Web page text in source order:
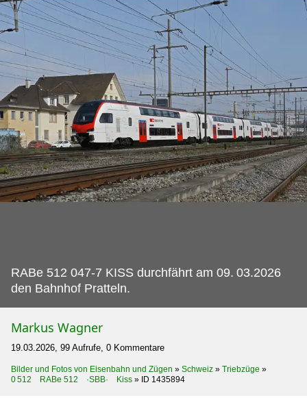
RABe 512 047-7 KISS durchfährt am 09. 03.2026
den Bahnhof Pratteln.
Markus Wagner
19.03.2026, 99 Aufrufe, 0 Kommentare
Bilder und Fotos von Eisenbahn und Zügen » Schweiz » Triebzüge »
0 512 RABe 512 ·SBB· Kiss » ID 1435894